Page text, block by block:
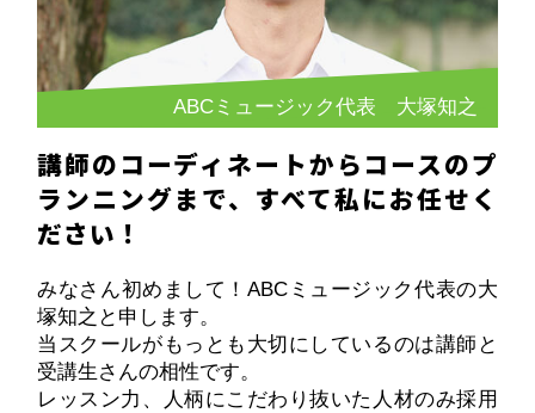
ABCミュージック代表 大塚知之
講師のコーディネートからコースのプ
ランニングまで、すべて私にお任せく
ださい！
みなさん初めまして！ABCミュージック代表の大
塚知之と申します。
当スクールがもっとも大切にしているのは講師と
受講生さんの相性です。
レッスン力、人柄にこだわり抜いた人材のみ採用